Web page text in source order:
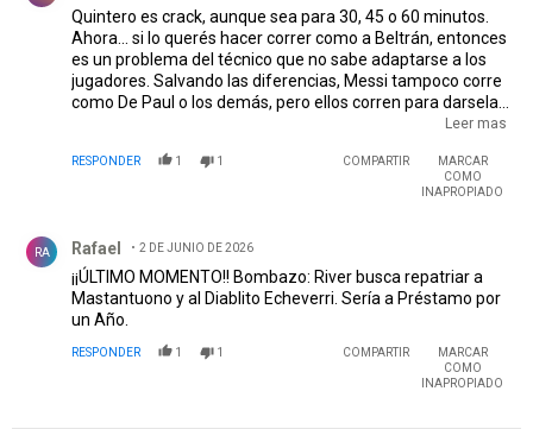
Quintero es crack, aunque sea para 30, 45 o 60 minutos.
Ahora... si lo querés hacer correr como a Beltrán, entonces
es un problema del técnico que no sabe adaptarse a los
jugadores. Salvando las diferencias, Messi tampoco corre
como De Paul o los demás, pero ellos corren para darsela
a él y que despliegue su magia. Y siu lo poné a los 89
talentoso para poner a los corredores. Asi nos fue contra
Leer mas
RESPONDER 1 1 COMPARTIR
MARCAR
COMO
INAPROPIADO
RA Rafael 2 DE JUNIO DE 2026
¡¡ÚLTIMO MOMENTO!! Bombazo: River busca repatriar a
Mastantuono y al Diablito Echeverri. Sería a Préstamo por
un Año.
RESPONDER 1 1 COMPARTIR
MARCAR
COMO
INAPROPIADO